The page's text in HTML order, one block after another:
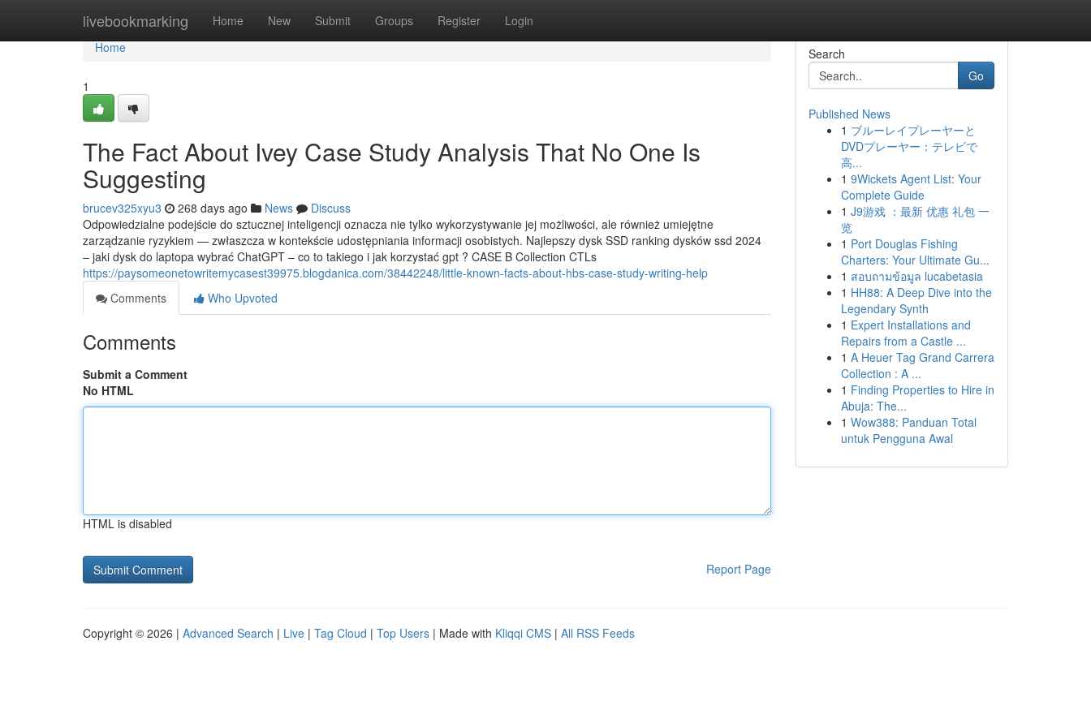
livebookmarking Home New Submit Groups Register Login
Home
Home
1
The Fact About Ivey Case Study Analysis That No One Is
Suggesting
brucev325xyu3 268 days ago News
Discuss
Odpowiedzialne podejście do sztucznej inteligencji oznacza nie tylko wykorzystywanie jej możliwości, ale również umiejętne
zarządzanie ryzykiem — zwłaszcza w kontekście udostępniania informacji osobistych. Najlepszy dysk SSD ranking dysków ssd 2024
– jaki dysk do laptopa wybrać ChatGPT – co to takiego i jak korzystać gpt ? CASE B Collection CTLs
https://paysomeonetowritemycasest39975.blogdanica.com/38442248/little-known-facts-about-hbs-case-study-writing-help
Comments
Who Upvoted
Comments
Submit a Comment
No HTML
HTML is disabled
Report Page
Search
Go
Published News
1 ブルーレイプレーヤーと
DVDプレーヤー：テレビで
高...
1 9Wickets Agent List: Your
Complete Guide
1 J9游戏 ：最新 优惠 礼包 一
览
1 Port Douglas Fishing
Charters: Your Ultimate Gu...
1 สอบถามข้อมูล lucabetasia
1 HH88: A Deep Dive into the
Legendary Synth
1 Expert Installations and
Repairs from a Castle ...
1 A Heuer Tag Grand Carrera
Collection : A ...
1 Finding Properties to Hire in
Abuja: The...
1 Wow388: Panduan Total
untuk Pengguna Awal
Copyright © 2026 | Advanced Search | Live | Tag Cloud | Top Users | Made with Kliqqi CMS | All RSS Feeds